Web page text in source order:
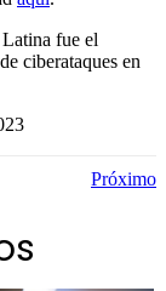
fue el
ciberataques en
Próximo